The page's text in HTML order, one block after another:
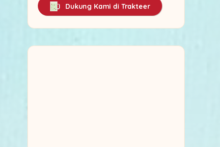
Dukung Kami di Trakteer